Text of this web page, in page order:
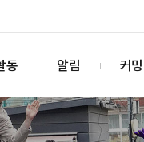
동 알림 커